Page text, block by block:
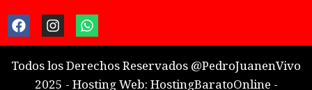
Todos los Derechos Reservados @PedroJuanenVivo
2025 - Hosting Web: HostingBaratoOnline -